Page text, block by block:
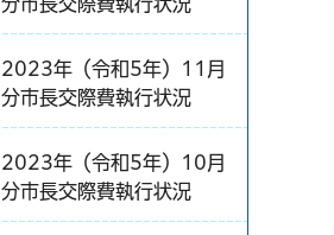
2023年（令和5年）11月
分市長交際費執行状況
2023年（令和5年）10月
分市長交際費執行状況